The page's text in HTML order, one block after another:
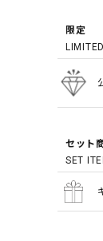
限定
LIMITED
セット
SET